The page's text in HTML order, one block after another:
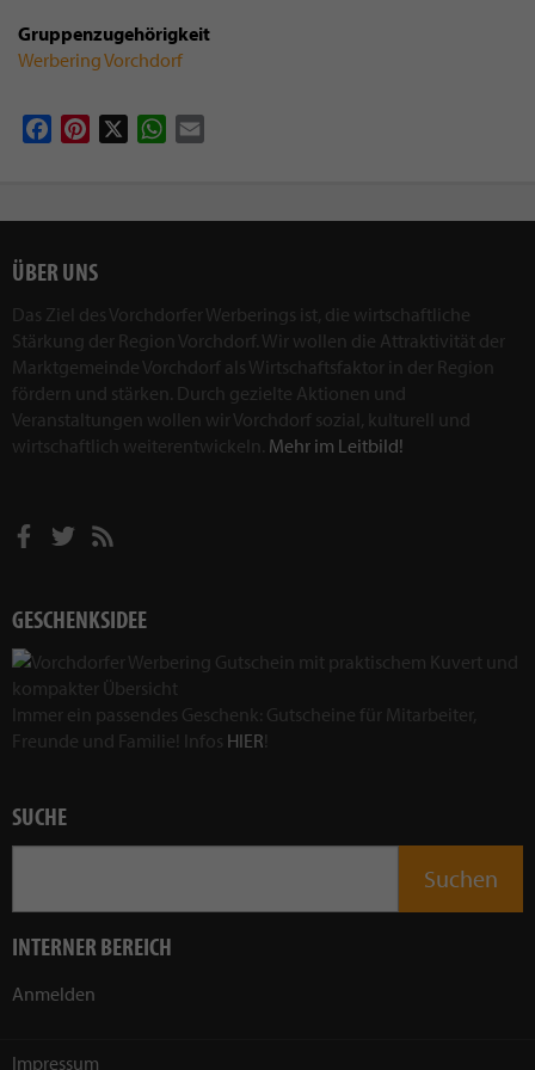
Gruppenzugehörigkeit
Werbering Vorchdorf
FacebookPinterest WhatsApp
ÜBER UNS
Das Ziel des Vorchdorfer Werberings ist, die wirtschaftliche
Stärkung der Region Vorchdorf. Wir wollen die Attraktivität der
Marktgemeinde Vorchdorf als Wirtschaftsfaktor in der Region
fördern und stärken. Durch gezielte Aktionen und
Veranstaltungen wollen wir Vorchdorf sozial, kulturell und
wirtschaftlich weiterentwickeln. Mehr im Leitbild!
GESCHENKSIDEE
Immer ein passendes Geschenk: Gutscheine für Mitarbeiter,
Freunde und Familie! Infos HIER!
SUCHE
INTERNER BEREICH
Anmelden
Impressum